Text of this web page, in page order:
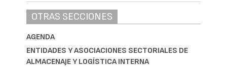
OTRAS SECCIONES
AGENDA
ENTIDADES Y ASOCIACIONES SECTORIALES DE
ALMACENAJE Y LOGÍSTICA INTERNA